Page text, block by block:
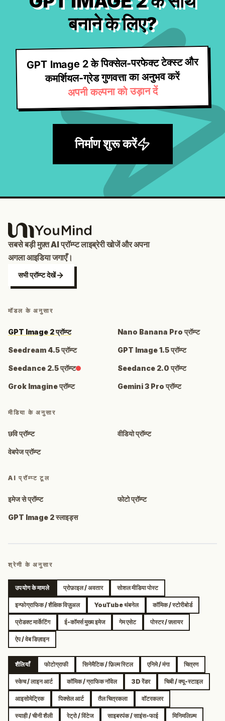
बनाने के लिए?
GPT Image 2 के पिक्सेल-परफेक्ट टेक्स्ट और
कमर्शियल-ग्रेड गुणवत्ता का अनुभव करें
अपनी कल्पना को उड़ान दें
निर्माण शुरू करें
सबसे बड़ी मुफ़्त AI प्रॉम्प्ट लाइब्रेरी खोजें और अपना
अगला आइडिया जगाएँ।
सभी प्रॉम्प्ट देखें
मॉडल के अनुसार
GPT Image 2 प्रॉम्प्ट Nano Banana Pro प्रॉम्प्ट
Seedream 4.5 प्रॉम्प्ट GPT Image 1.5 प्रॉम्प्ट
Seedance 2.5 प्रॉम्प्ट Seedance 2.0 प्रॉम्प्ट
Grok Imagine प्रॉम्प्ट Gemini 3 Pro प्रॉम्प्ट
मीडिया के अनुसार
छवि प्रॉम्प्ट वीडियो प्रॉम्प्ट
वेबपेज प्रॉम्प्ट
AI प्रॉम्प्ट टूल
इमेज से प्रॉम्प्ट फोटो प्रॉम्प्ट
GPT Image 2 स्लाइड्स
श्रेणी के अनुसार
उपयोग के मामले प्रोफ़ाइल / अवतार सोशल मीडिया पोस्ट
इन्फोग्राफिक / शैक्षिक विज़ुअल YouTube थंबनेल कॉमिक / स्टोरीबोर्ड
प्रोडक्ट मार्केटिंग ई-कॉमर्स मुख्य इमेज गेम एसेट पोस्टर / फ़्लायर
ऐप / वेब डिज़ाइन
शैलियाँ फोटोग्राफी सिनेमैटिक / फ़िल्म स्टिल एनिमे / मंगा चित्रण
स्केच / लाइन आर्ट कॉमिक / ग्राफिक नॉवेल 3D रेंडर चिबी / क्यू-स्टाइल
आइसोमेट्रिक पिक्सेल आर्ट तैल चित्रकला वॉटरकलर
स्याही / चीनी शैली रेट्रो / विंटेज साइबरपंक / साइंस-फाई मिनिमलिज़्म